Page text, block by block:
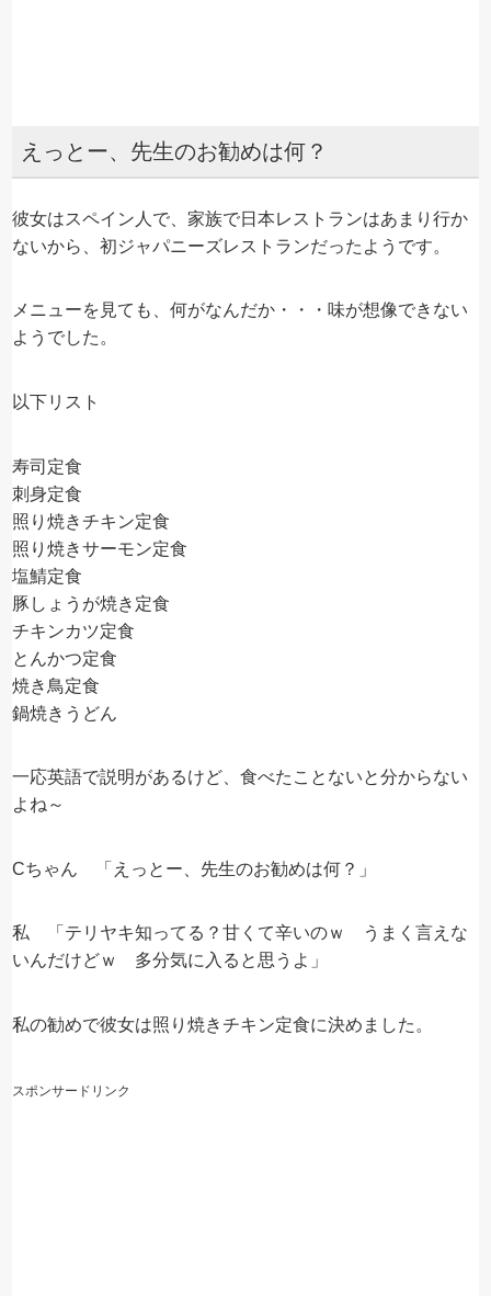
えっとー、先生のお勧めは何？
彼女はスペイン人で、家族で日本レストランはあまり行か
ないから、初ジャパニーズレストランだったようです。
メニューを見ても、何がなんだか・・・味が想像できない
ようでした。
以下リスト
寿司定食
刺身定食
照り焼きチキン定食
照り焼きサーモン定食
塩鯖定食
豚しょうが焼き定食
チキンカツ定食
とんかつ定食
焼き鳥定食
鍋焼きうどん
一応英語で説明があるけど、食べたことないと分からない
よね～
Cちゃん 「えっとー、先生のお勧めは何？」
私 「テリヤキ知ってる？甘くて辛いのｗ うまく言えな
いんだけどｗ 多分気に入ると思うよ」
私の勧めで彼女は照り焼きチキン定食に決めました。
スポンサードリンク